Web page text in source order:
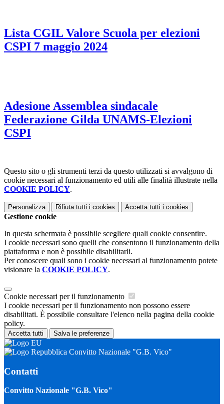
Lista CGIL Valore Scuola per elezioni
CSPI 7 maggio 2024
Adesione Assemblea sindacale
Federazione Gilda UNAMS-Elezioni
CSPI
Questo sito o gli strumenti terzi da questo utilizzati si avvalgono di
cookie necessari al funzionamento ed utili alle finalità illustrate nella
COOKIE POLICY.
Personalizza Rifiuta tutti i cookies Accetta tutti i cookies
Gestione cookie
In questa schermata è possibile scegliere quali cookie consentire.
I cookie necessari sono quelli che consentono il funzionamento della
piattaforma e non è possibile disabilitarli.
Per conoscere quali sono i cookie necessari al funzionamento potete
visionare la COOKIE POLICY.
Cookie necessari per il funzionamento
I cookie necessari per il funzionamento non possono essere
disabilitati. È possibile consultare l'elenco nella pagina della cookie
policy.
Accetta tutti Salva le preferenze
Convitto Nazionale "G.B. Vico"
Contatti
Convitto Nazionale "G.B. Vico"